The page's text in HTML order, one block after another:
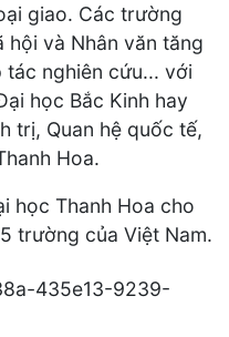
giao. Các trường
hội và Nhân văn tăng
nghiên cứu... với
học Bắc Kinh hay
trị, Quan hệ quốc tế,
Hoa.
học Thanh Hoa cho
trường của Việt Nam.